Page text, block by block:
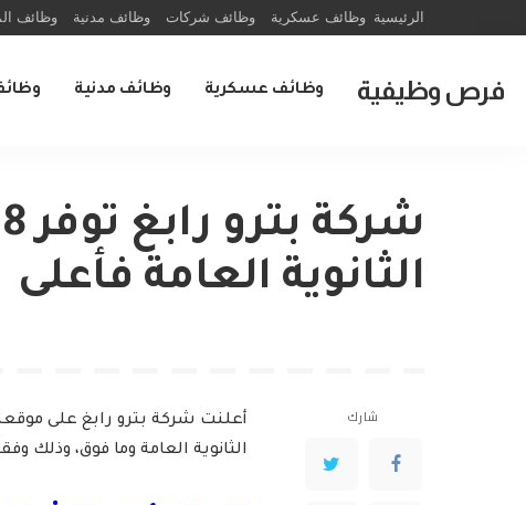
الرئيسية وظائف عسكرية وظائف شركات وظائف مدنية وظائف
فرص وظيفية وظائف عسكرية وظائف مدنية
الثانوية العامة فأعلى
شارك أعلنت شركة بترو رابغ على
الثانوية العامة وما فوق، وذلك